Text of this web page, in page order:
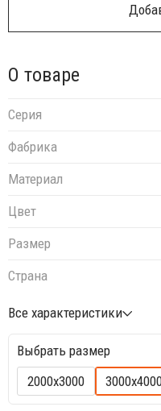
О товаре
Серия
Фабрика
Материал
Цвет
Размер
Страна
Все характеристики
Выбрать размер
2000х3000